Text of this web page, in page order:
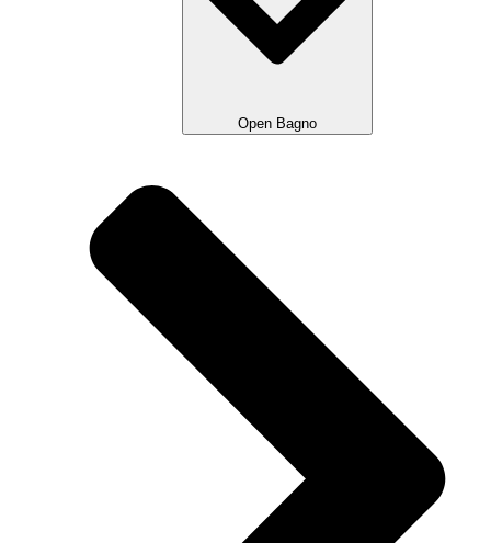
Open Bagno